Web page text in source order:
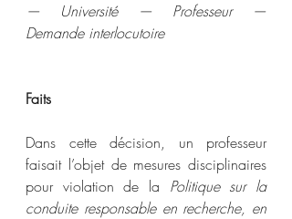
— Université — Professeur —
Demande interlocutoire
Faits
Dans cette décision, un professeur
faisait l’objet de mesures disciplinaires
pour violation de la Politique sur la
conduite responsable en recherche, en